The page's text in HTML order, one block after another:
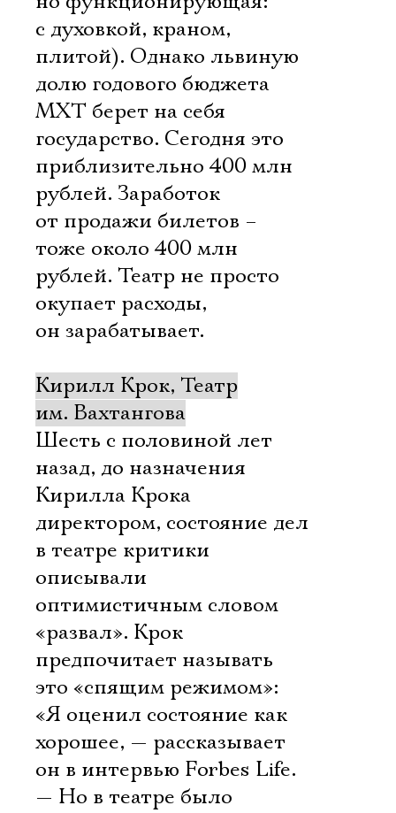
с духовкой, краном,
плитой). Однако львиную
долю годового бюджета
МХТ берет на себя
государство. Сегодня это
приблизительно 400 млн
рублей. Заработок
от продажи билетов –
тоже около 400 млн
рублей. Театр не просто
окупает расходы,
он зарабатывает.
Кирилл Крок, Театр
им. Вахтангова
Шесть с половиной лет
назад, до назначения
Кирилла Крока
директором, состояние дел
в театре критики
описывали
оптимистичным словом
«развал». Крок
предпочитает называть
это «спящим режимом»:
«Я оценил состояние как
хорошее, — рассказывает
он в интервью Forbes Life.
— Но в театре было
Электропочта